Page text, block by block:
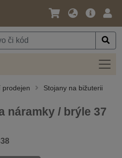
Jazyk
Měna
Hlavní
prodejen Stojany na bižuterii
náramky / brýle 37